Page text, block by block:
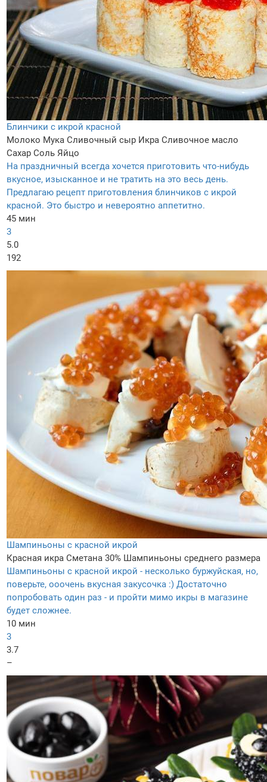
Блинчики с икрой красной
Молоко Мука Сливочный сыр Икра Сливочное масло
Сахар Соль Яйцо
На праздничный всегда хочется приготовить что-нибудь
вкусное, изысканное и не тратить на это весь день.
Предлагаю рецепт приготовления блинчиков с икрой
красной. Это быстро и невероятно аппетитно.
45 мин
3
5.0
192
Шампиньоны с красной икрой
Красная икра Сметана 30% Шампиньоны среднего размера
Шампиньоны с красной икрой - несколько буржуйская, но,
поверьте, ооочень вкусная закусочка :) Достаточно
попробовать один раз - и пройти мимо икры в магазине
будет сложнее.
10 мин
3
3.7
–